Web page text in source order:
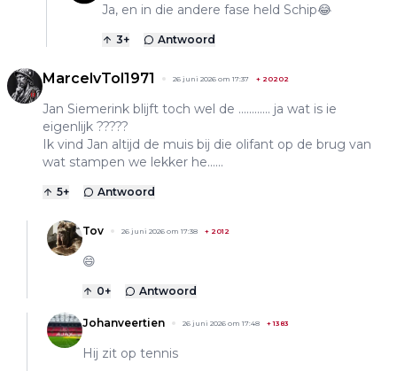
Ja, en in die andere fase held Schip😂
3+ Antwoord
MarcelvTol1971 26 juni 2026 om 17:37 + 20202
Jan Siemerink blijft toch wel de ............ ja wat is ie
eigenlijk ?????
Ik vind Jan altijd de muis bij die olifant op de brug van
wat stampen we lekker he......
5+ Antwoord
Tov 26 juni 2026 om 17:38 + 2012
😄
0+ Antwoord
Johanveertien 26 juni 2026 om 17:48 +1383
Hij zit op tennis